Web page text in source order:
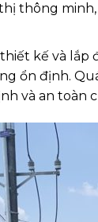
thông minh,
kế và lắp
ổn định.
và an toàn